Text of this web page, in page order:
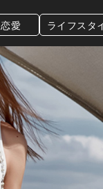
恋愛 ライフスタ